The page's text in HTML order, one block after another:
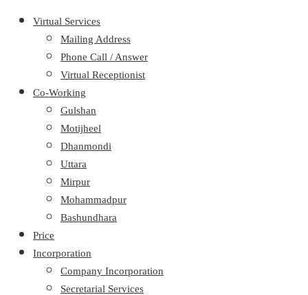
Virtual Services
Mailing Address
Phone Call / Answer
Virtual Receptionist
Co-Working
Gulshan
Motijheel
Dhanmondi
Uttara
Mirpur
Mohammadpur
Bashundhara
Price
Incorporation
Company Incorporation
Secretarial Services